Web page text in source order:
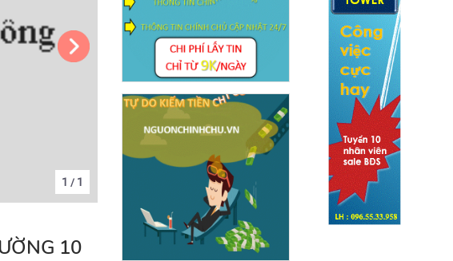
1 / 1